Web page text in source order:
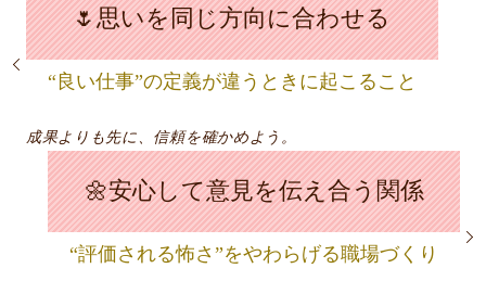
🌷思いを同じ方向に合わせる
“良い仕事”の定義が違うときに起こること
成果よりも先に、信頼を確かめよう。
🌼安心して意見を伝え合う関係
“評価される怖さ”をやわらげる職場づくり